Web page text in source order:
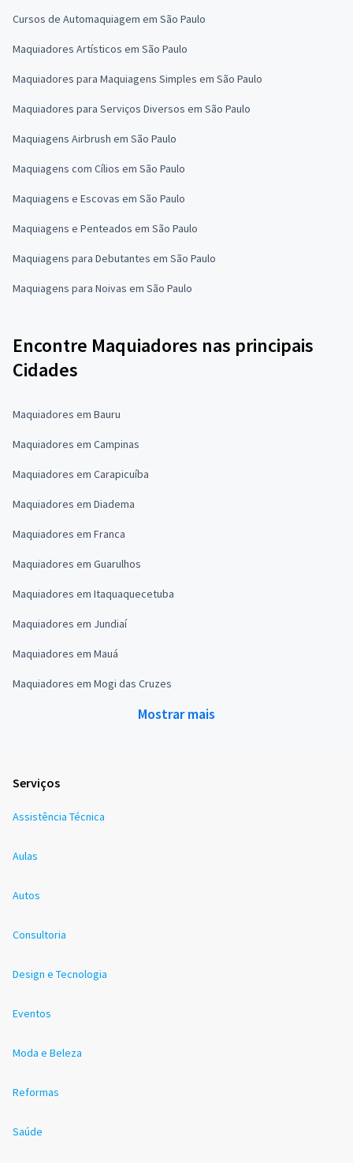
Cursos de Automaquiagem em São Paulo
Maquiadores Artísticos em São Paulo
Maquiadores para Maquiagens Simples em São Paulo
Maquiadores para Serviços Diversos em São Paulo
Maquiagens Airbrush em São Paulo
Maquiagens com Cílios em São Paulo
Maquiagens e Escovas em São Paulo
Maquiagens e Penteados em São Paulo
Maquiagens para Debutantes em São Paulo
Maquiagens para Noivas em São Paulo
Encontre Maquiadores nas principais
Cidades
Maquiadores em Bauru
Maquiadores em Campinas
Maquiadores em Carapicuíba
Maquiadores em Diadema
Maquiadores em Franca
Maquiadores em Guarulhos
Maquiadores em Itaquaquecetuba
Maquiadores em Jundiaí
Maquiadores em Mauá
Maquiadores em Mogi das Cruzes
Mostrar mais
Serviços
Assistência Técnica
Aulas
Autos
Consultoria
Design e Tecnologia
Eventos
Moda e Beleza
Reformas
Saúde